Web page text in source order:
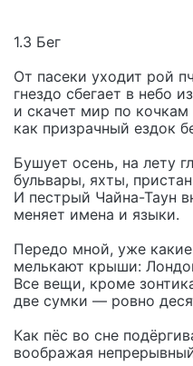
1.3 Бег
От пасеки уходит рой
гнездо сбегает в небо
и скачет мир по
как призрачный ездок
Бушует осень, на лету
бульвары, яхты,
И пестрый Чайна-Таун
меняет имена и языки.
Передо мной, уже какие
мелькают крыши:
Все вещи, кроме
две сумки — ровно
Как пёс во сне
воображая